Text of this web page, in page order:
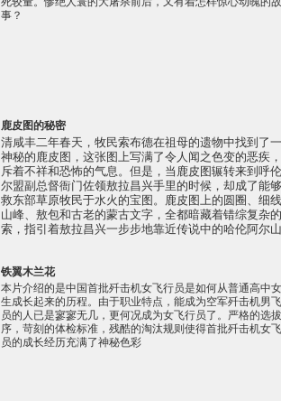
事？
鹿皮图的秘密
清咸丰二年春天，牧民索布德在祖母的遗物中找到了
神秘的鹿皮图，这张图上写满了令人闻之色变的恶疾
斥着不祥和恐怖的气息。但是，当鹿皮图辗转来到呼
尔盟副总督衙门佐领敖拉昌兴手里的时候，却成了能
救东部草原牧民于水火的宝图。鹿皮图上的圆圈、细
山峰、敖包和古老的蒙古文字，全都暗藏着错综复杂
索，指引着敖拉昌兴一步步地靠近传说中的哈伦阿尔
铁翼木兰花
本片介绍的是中国首批歼击机女飞行员是如何从普通高中
生成长起来的历程。由于职业特点，能成为空军歼击机男
员的人已是寥寥无几，更何况成为女飞行员了。严格的选
序，苛刻的体检标准，残酷的淘汰规则使得首批歼击机女
员的成长经历充满了神秘色彩